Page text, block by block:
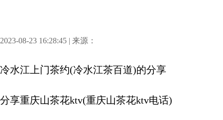
2023-08-23 16:28:45 | 来源：
冷水江上门茶约(冷水江茶百道)的分享
分享重庆山茶花ktv(重庆山茶花ktv电话)